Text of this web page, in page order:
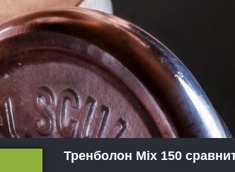
Тренболон Mix 150